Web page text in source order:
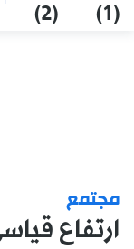
(1)
(2)
مجتمع
ارتفاع